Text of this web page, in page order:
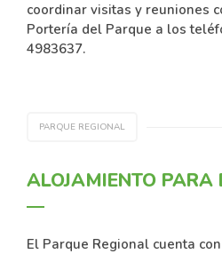
coordinar visitas y reuniones
Portería del Parque a los
4983637.
PARQUE REGIONAL
ALOJAMIENTO PARA
El Parque Regional cuenta